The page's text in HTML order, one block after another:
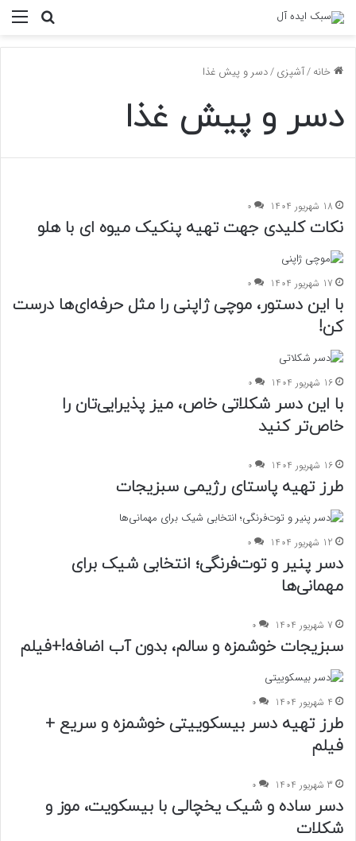
خانه/آشپزی/دسر و پیش غذا
دسر و پیش غذا
18 شهریور 1404 0
نکات کلیدی جهت تهیه پنکیک میوه ای با هلو
17 شهریور 1404 0
با این دستور، موچی ژاپنی را مثل حرفه‌ای‌ها درست
کن!
16 شهریور 1404 0
با این دسر شکلاتی خاص، میز پذیرایی‌تان را
خاص‌تر کنید
16 شهریور 1404 0
طرز تهیه پاستای رژیمی سبزیجات
12 شهریور 1404 0
دسر پنیر و توت‌فرنگی؛ انتخابی شیک برای
مهمانی‌ها
7 شهریور 1404 0
سبزیجات خوشمزه و سالم، بدون آب اضافه!+فیلم
4 شهریور 1404 0
طرز تهیه دسر بیسکوییتی خوشمزه و سریع +
فیلم
3 شهریور 1404 0
دسر ساده و شیک یخچالی با بیسکویت، موز و
شکلات